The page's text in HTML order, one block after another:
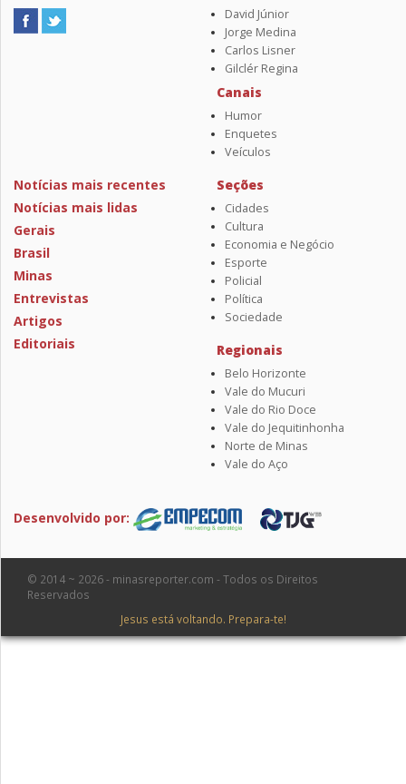
David Júnior
Jorge Medina
Carlos Lisner
Gilclér Regina
Canais
Humor
Enquetes
Veículos
Notícias mais recentes
Notícias mais lidas
Gerais
Brasil
Minas
Entrevistas
Artigos
Editoriais
Seções
Cidades
Cultura
Economia e Negócio
Esporte
Policial
Política
Sociedade
Regionais
Belo Horizonte
Vale do Mucuri
Vale do Rio Doce
Vale do Jequitinhonha
Norte de Minas
Vale do Aço
Desenvolvido por:
© 2014 ~ 2026 - minasreporter.com - Todos os Direitos
Reservados
Jesus está voltando. Prepara-te!